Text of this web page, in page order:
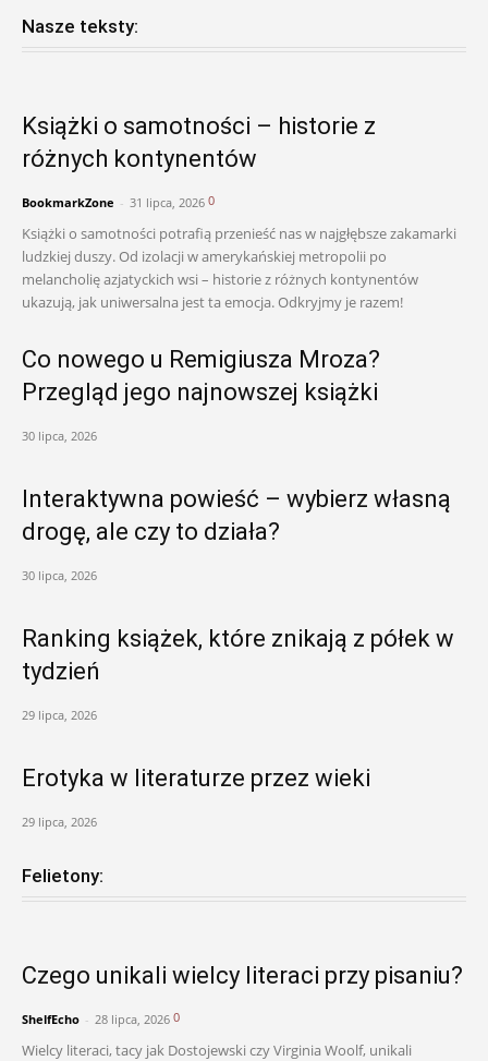
Nasze teksty:
Książki o samotności – historie z
różnych kontynentów
BookmarkZone - 31 lipca, 2026 0
Książki o samotności potrafią przenieść nas w najgłębsze zakamarki
ludzkiej duszy. Od izolacji w amerykańskiej metropolii po
melancholię azjatyckich wsi – historie z różnych kontynentów
ukazują, jak uniwersalna jest ta emocja. Odkryjmy je razem!
Co nowego u Remigiusza Mroza?
Przegląd jego najnowszej książki
30 lipca, 2026
Interaktywna powieść – wybierz własną
drogę, ale czy to działa?
30 lipca, 2026
Ranking książek, które znikają z półek w
tydzień
29 lipca, 2026
Erotyka w literaturze przez wieki
29 lipca, 2026
Felietony:
Czego unikali wielcy literaci przy pisaniu?
ShelfEcho - 28 lipca, 2026 0
Wielcy literaci, tacy jak Dostojewski czy Virginia Woolf, unikali